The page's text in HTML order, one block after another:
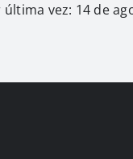
vez: 14 de